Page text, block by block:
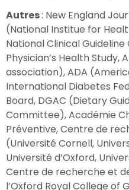
Autres: New England
(National Institue for
National Clinical
Physician’s Health Study,
association), ADA
International Diabetes
Board, DGAC (Dietary
Committee), Académie
Préventive, Centre de
(Université Cornell,
Université d’Oxford,
Centre de recherche et
l’Oxford Royal College of